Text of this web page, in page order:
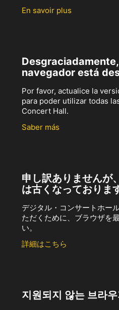
En savoir plus
navegador está
Por favor, actualice la
para poder utilizar todas
Concert Hall.
Saber más
申し訳ありませんが
は古くなっておりま
デジタル・コンサートホー
ただくために、ブラウザを
い。
詳細はこちら
지원되지 않는 브라